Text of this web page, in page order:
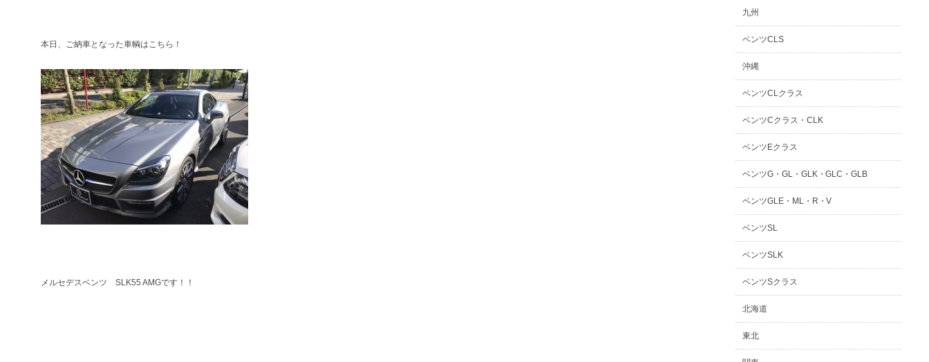
本日、ご納車となった車輌はこちら！
メルセデスベンツ SLK55 AMGです！！
九州
ベンツCLS
沖縄
ベンツCLクラス
ベンツCクラス・CLK
ベンツEクラス
ベンツG・GL・GLK・GLC・GLB
ベンツGLE・ML・R・V
ベンツSL
ベンツSLK
ベンツSクラス
北海道
東北